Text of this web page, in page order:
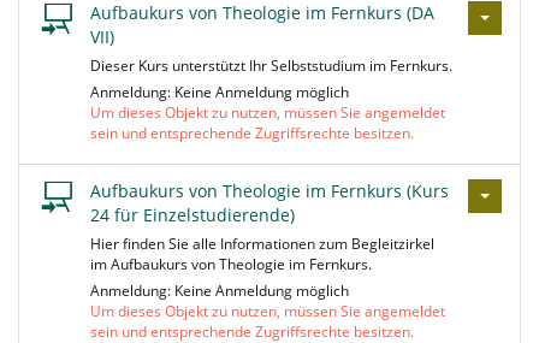
Aufbaukurs von Theologie im Fernkurs (DA
VII)
Dieser Kurs unterstützt Ihr Selbststudium im Fernkurs.
Anmeldung: Keine Anmeldung möglich
Um dieses Objekt zu nutzen, müssen Sie angemeldet
sein und entsprechende Zugriffsrechte besitzen.
Aufbaukurs von Theologie im Fernkurs (Kurs
24 für Einzelstudierende)
Hier finden Sie alle Informationen zum Begleitzirkel
im Aufbaukurs von Theologie im Fernkurs.
Anmeldung: Keine Anmeldung möglich
Um dieses Objekt zu nutzen, müssen Sie angemeldet
sein und entsprechende Zugriffsrechte besitzen.